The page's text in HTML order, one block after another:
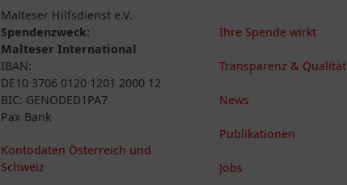
Malteser Hilfsdienst e.V.
Spendenzweck:
Malteser International
IBAN:
DE10 3706 0120 1201 2000 12
BIC: GENODED1PA7
Pax Bank
Kontodaten Österreich und
Schweiz
Ihre Spende wirkt
Transparenz & Qualität
News
Publikationen
Jobs